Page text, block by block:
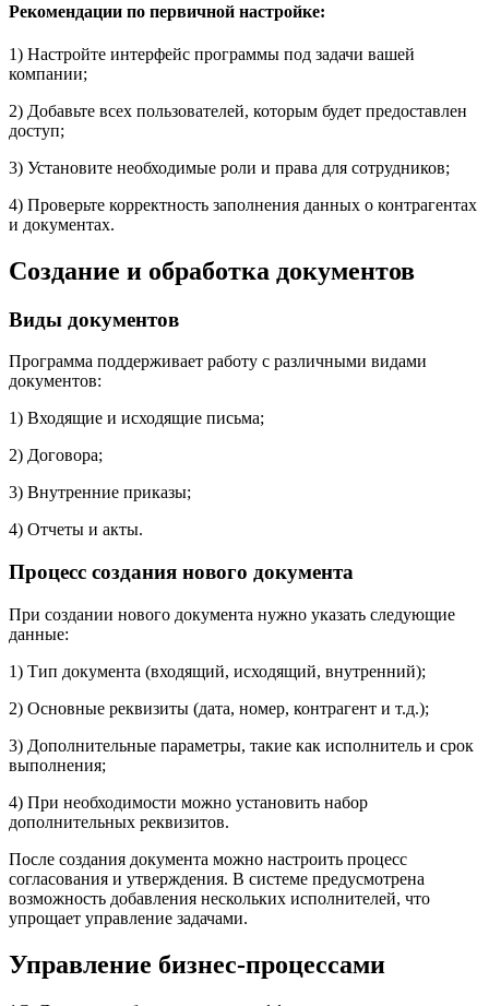
Рекомендации по первичной настройке:
1) Настройте интерфейс программы под задачи вашей
компании;
2) Добавьте всех пользователей, которым будет предоставлен
доступ;
3) Установите необходимые роли и права для сотрудников;
4) Проверьте корректность заполнения данных о контрагентах
и документах.
Создание и обработка документов
Виды документов
Программа поддерживает работу с различными видами
документов:
1) Входящие и исходящие письма;
2) Договора;
3) Внутренние приказы;
4) Отчеты и акты.
Процесс создания нового документа
При создании нового документа нужно указать следующие
данные:
1) Тип документа (входящий, исходящий, внутренний);
2) Основные реквизиты (дата, номер, контрагент и т.д.);
3) Дополнительные параметры, такие как исполнитель и срок
выполнения;
4) При необходимости можно установить набор
дополнительных реквизитов.
После создания документа можно настроить процесс
согласования и утверждения. В системе предусмотрена
возможность добавления нескольких исполнителей, что
упрощает управление задачами.
Управление бизнес-процессами